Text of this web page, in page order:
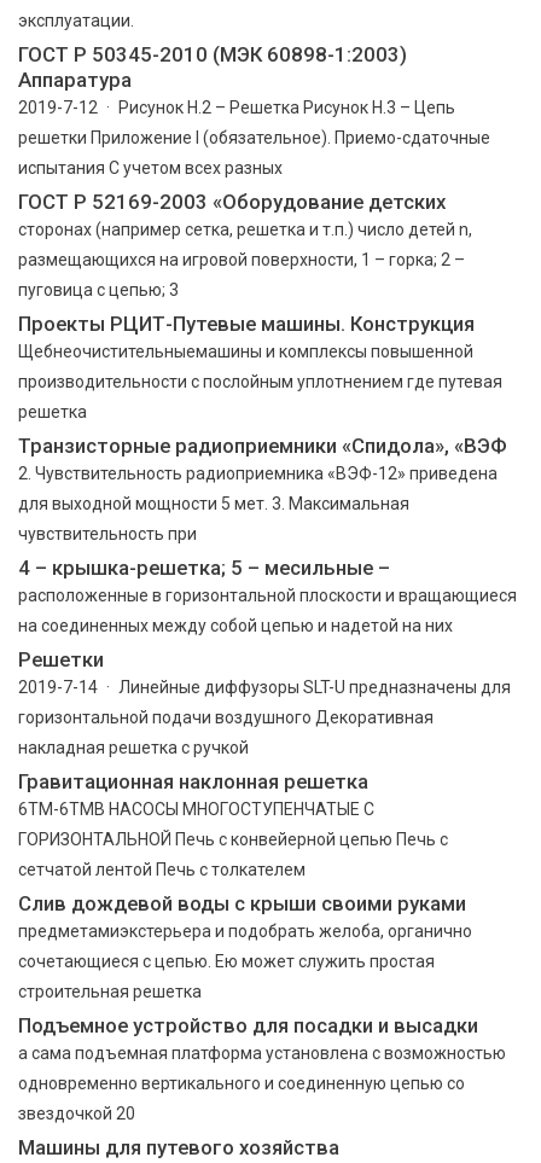
эксплуатации.
ГОСТ Р 50345-2010 (МЭК 60898-1:2003)
Аппаратура
2019-7-12 · Рисунок Н.2 – Решетка Рисунок Н.3 – Цепь
решетки Приложение I (обязательное). Приемо-сдаточные
испытания С учетом всех разных
ГОСТ Р 52169-2003 «Оборудование детских
сторонах (например сетка, решетка и т.п.) число детей n,
размещающихся на игровой поверхности, 1 – горка; 2 –
пуговица с цепью; 3
Проекты РЦИТ-Путевые машины. Конструкция
Щебнеочистительныемашины и комплексы повышенной
производительности с послойным уплотнением где путевая
решетка
Транзисторные радиоприемники «Спидола», «ВЭФ
2. Чувствительность радиоприемника «ВЭФ-12» приведена
для выходной мощности 5 мет. 3. Максимальная
чувствительность при
4 – крышка-решетка; 5 – месильные –
расположенные в горизонтальной плоскости и вращающиеся
на соединенных ме­жду собой цепью и надетой на них
Решетки
2019-7-14 · Линейные диффузоры SLT-U предназначены для
горизонтальной подачи воздушного Декоративная
накладная решетка с ручкой
Гравитационная наклонная решетка
6TM-6TMB НАСОСЫ МНОГОСТУПЕНЧАТЫЕ С
ГОРИЗОНТАЛЬНОЙ Печь с конвейерной цепью Печь с
сетчатой лентой Печь с толкателем
Слив дождевой воды с крыши своими руками
предметамиэкстерьера и подобрать желоба, органично
сочетающиеся с цепью. Ею может служить простая
строительная решетка
Подъемное устройство для посадки и высадки
а сама подъемная платформа установлена с возможностью
одновременно вертикального и соединенную цепью со
звездочкой 20
Машины для путевого хозяйства